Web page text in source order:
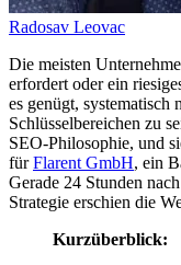
Radosav Leovac
Die meisten
erfordert oder ein
es genügt, systematisch
Schlüsselbereichen zu
SEO-Philosophie, und
fürFlarent GmbH, ein
Gerade 24 Stunden
Strategie erschien die
Kurzüberblick: